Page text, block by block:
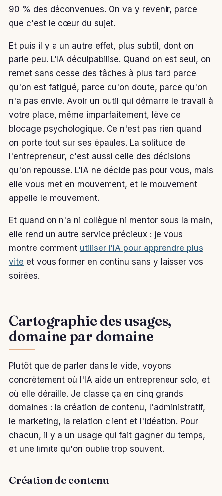
90 % des déconvenues. On va y revenir, parce
que c'est le cœur du sujet.
Et puis il y a un autre effet, plus subtil, dont on
parle peu. L'IA déculpabilise. Quand on est seul, on
remet sans cesse des tâches à plus tard parce
qu'on est fatigué, parce qu'on doute, parce qu'on
n'a pas envie. Avoir un outil qui démarre le travail à
votre place, même imparfaitement, lève ce
blocage psychologique. Ce n'est pas rien quand
on porte tout sur ses épaules. La solitude de
l'entrepreneur, c'est aussi celle des décisions
qu'on repousse. L'IA ne décide pas pour vous, mais
elle vous met en mouvement, et le mouvement
appelle le mouvement.
Et quand on n'a ni collègue ni mentor sous la main,
elle rend un autre service précieux : je vous
montre comment utiliser l'IA pour apprendre plus
vite et vous former en continu sans y laisser vos
soirées.
Cartographie des usages,
domaine par domaine
Plutôt que de parler dans le vide, voyons
concrètement où l'IA aide un entrepreneur solo, et
où elle déraille. Je classe ça en cinq grands
domaines : la création de contenu, l'administratif,
le marketing, la relation client et l'idéation. Pour
chacun, il y a un usage qui fait gagner du temps,
et une limite qu'on oublie trop souvent.
Création de contenu